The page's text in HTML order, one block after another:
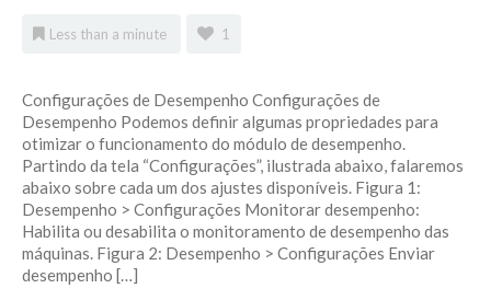
Less than a minute 1
Configurações de Desempenho Configurações de
Desempenho Podemos definir algumas propriedades para
otimizar o funcionamento do módulo de desempenho.
Partindo da tela “Configurações”, ilustrada abaixo, falaremos
abaixo sobre cada um dos ajustes disponíveis. Figura 1:
Desempenho > Configurações Monitorar desempenho:
Habilita ou desabilita o monitoramento de desempenho das
máquinas. Figura 2: Desempenho > Configurações Enviar
desempenho […]